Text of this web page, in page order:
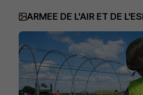
ARMEE DE L'AIR ET DE